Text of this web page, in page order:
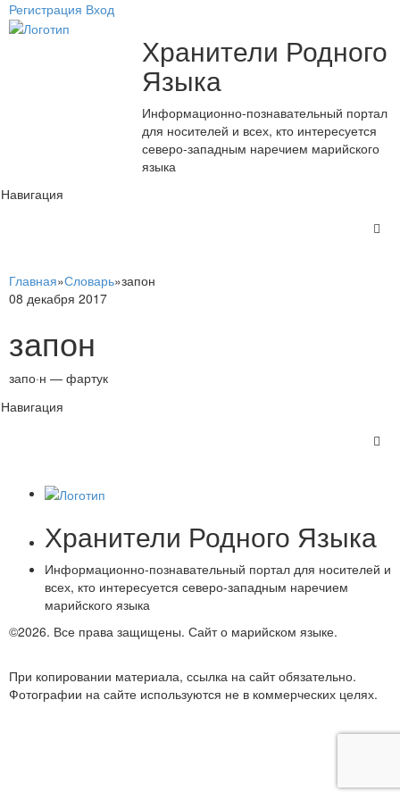
Регистрация Вход
Хранители Родного
Языка
Информационно-познавательный портал
для носителей и всех, кто интересуется
северо-западным наречием марийского
языка
Навигация
Главная»Словарь»запон
08 декабря 2017
запон
запо·н — фартук
Навигация
Хранители Родного Языка
Информационно-познавательный портал для носителей и
всех, кто интересуется северо-западным наречием
марийского языка
©2026. Все права защищены. Сайт о марийском языке.
При копировании материала, ссылка на сайт обязательно.
Фотографии на сайте используются не в коммерческих целях.